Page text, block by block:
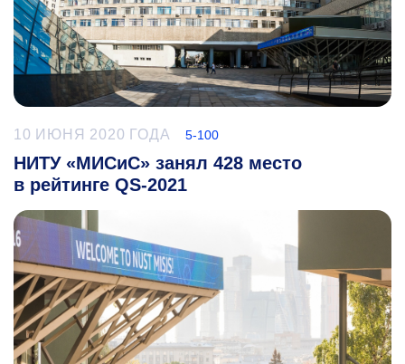
10 ИЮНЯ 2020 ГОДА 5-100
НИТУ «МИСиС» занял 428 место
в рейтинге QS-2021